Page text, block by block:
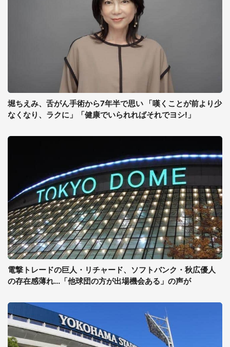
堀ちえみ、舌がん手術から7年半で思い 「嘆くことが前より少
なくなり、ラクに」「健康でいられればそれでヨシ!」
電撃トレードの巨人・リチャード、ソフトバンク・秋広優人
の存在感薄れ...「他球団の方が出場機会ある」の声が